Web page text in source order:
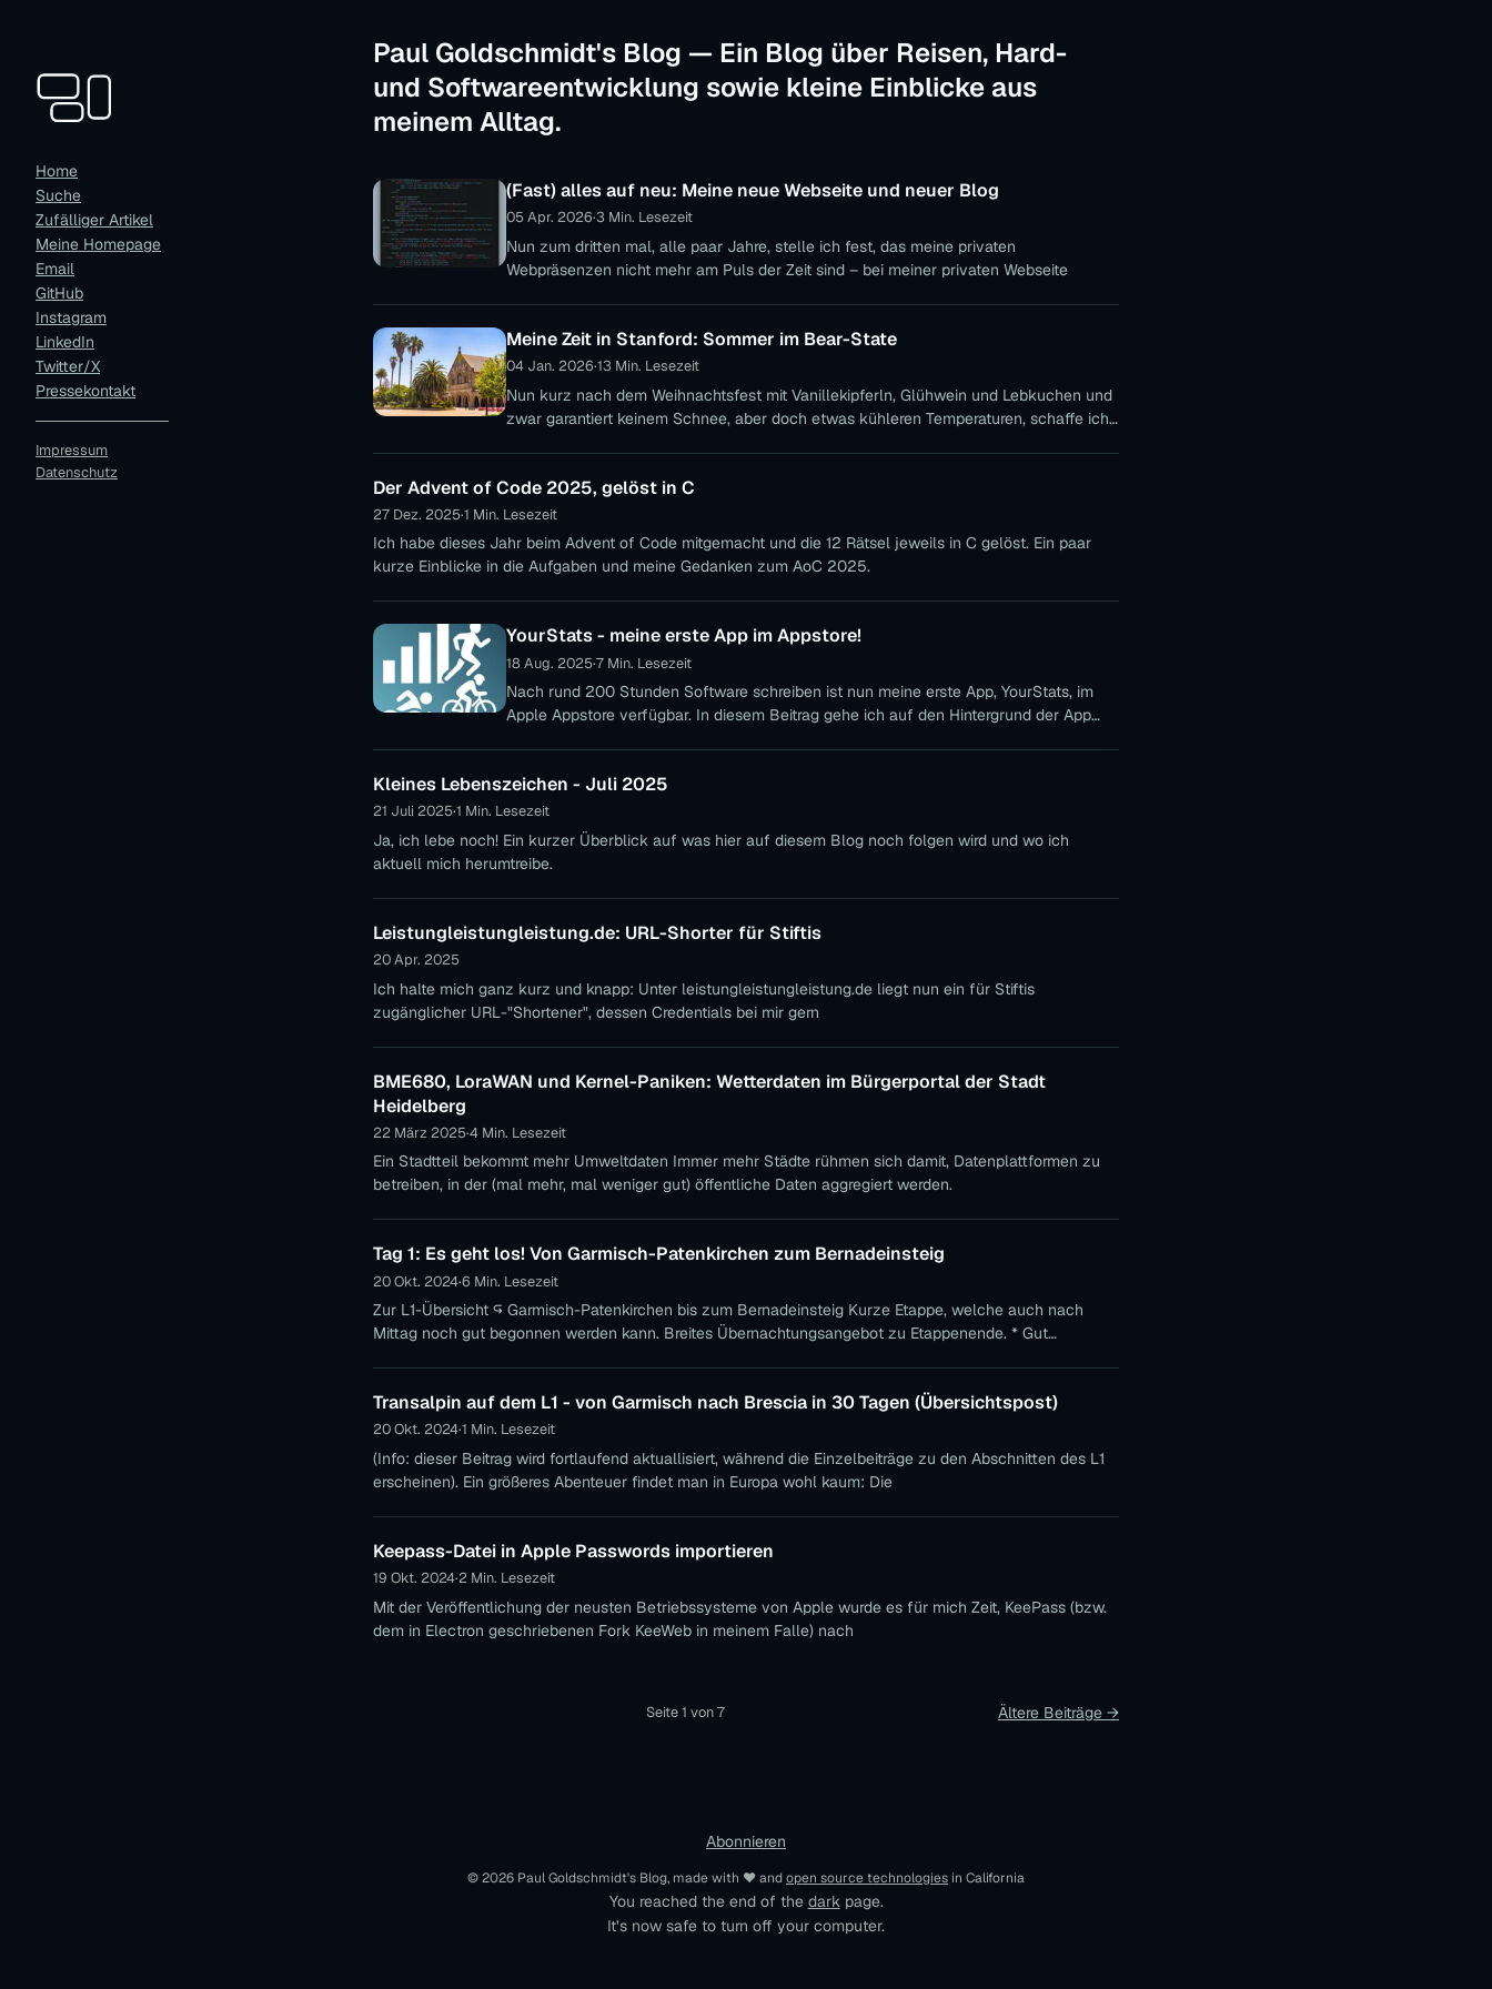
Home
Suche
Zufälliger Artikel
Meine Homepage
Email
GitHub
Instagram
LinkedIn
Twitter/X
Pressekontakt
Impressum
Datenschutz
Paul Goldschmidt's Blog — Ein Blog über Reisen, Hard-
und Softwareentwicklung sowie kleine Einblicke aus
meinem Alltag.
(Fast) alles auf neu: Meine neue Webseite und neuer Blog
05 Apr. 2026·3 Min. Lesezeit
Nun zum dritten mal, alle paar Jahre, stelle ich fest, das meine privaten
Webpräsenzen nicht mehr am Puls der Zeit sind – bei meiner privaten Webseite
Meine Zeit in Stanford: Sommer im Bear-State
04 Jan. 2026·13 Min. Lesezeit
Nun kurz nach dem Weihnachtsfest mit Vanillekipferln, Glühwein und Lebkuchen und
zwar garantiert keinem Schnee, aber doch etwas kühleren Temperaturen, schaffe ich
Der Advent of Code 2025, gelöst in C
27 Dez. 2025·1 Min. Lesezeit
Ich habe dieses Jahr beim Advent of Code mitgemacht und die 12 Rätsel jeweils in C gelöst. Ein paar
kurze Einblicke in die Aufgaben und meine Gedanken zum AoC 2025.
YourStats - meine erste App im Appstore!
18 Aug. 2025·7 Min. Lesezeit
Nach rund 200 Stunden Software schreiben ist nun meine erste App, YourStats, im
Apple Appstore verfügbar. In diesem Beitrag gehe ich auf den Hintergrund der App
Kleines Lebenszeichen - Juli 2025
21 Juli 2025·1 Min. Lesezeit
Ja, ich lebe noch! Ein kurzer Überblick auf was hier auf diesem Blog noch folgen wird und wo ich
aktuell mich herumtreibe.
Leistungleistungleistung.de: URL-Shorter für Stiftis
20 Apr. 2025
Ich halte mich ganz kurz und knapp: Unter leistungleistungleistung.de liegt nun ein für Stiftis
zugänglicher URL-"Shortener", dessen Credentials bei mir gern
BME680, LoraWAN und Kernel-Paniken: Wetterdaten im Bürgerportal der Stadt
Heidelberg
22 März 2025·4 Min. Lesezeit
Ein Stadtteil bekommt mehr Umweltdaten Immer mehr Städte rühmen sich damit, Datenplattformen zu
betreiben, in der (mal mehr, mal weniger gut) öffentliche Daten aggregiert werden.
Tag 1: Es geht los! Von Garmisch-Patenkirchen zum Bernadeinsteig
20 Okt. 2024·6 Min. Lesezeit
Zur L1-Übersicht ↪ Garmisch-Patenkirchen bis zum Bernadeinsteig Kurze Etappe, welche auch nach
Mittag noch gut begonnen werden kann. Breites Übernachtungsangebot zu Etappenende. * Gut
Transalpin auf dem L1 - von Garmisch nach Brescia in 30 Tagen (Übersichtspost)
20 Okt. 2024·1 Min. Lesezeit
(Info: dieser Beitrag wird fortlaufend aktuallisiert, während die Einzelbeiträge zu den Abschnitten des L1
erscheinen). Ein größeres Abenteuer findet man in Europa wohl kaum: Die
Keepass-Datei in Apple Passwords importieren
19 Okt. 2024·2 Min. Lesezeit
Mit der Veröffentlichung der neusten Betriebssysteme von Apple wurde es für mich Zeit, KeePass (bzw.
dem in Electron geschriebenen Fork KeeWeb in meinem Falle) nach
Seite 1 von 7 Ältere Beiträge →
Abonnieren
© 2026 Paul Goldschmidt's Blog, made with ♥︎ andopen source technologies in California
You reached the end of the darkpage.
It’s now safe to turn off your computer.